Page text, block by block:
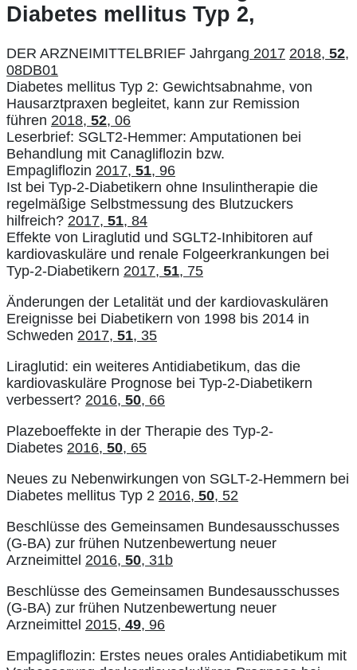
Diabetes mellitus Typ 2,
DER ARZNEIMITTELBRIEF Jahrgang 2017 2018, 52,
08DB01
Diabetes mellitus Typ 2: Gewichtsabnahme, von
Hausarztpraxen begleitet, kann zur Remission
führen 2018, 52, 06
Leserbrief: SGLT2-Hemmer: Amputationen bei
Behandlung mit Canagliflozin bzw.
Empagliflozin 2017, 51, 96
Ist bei Typ-2-Diabetikern ohne Insulintherapie die
regelmäßige Selbstmessung des Blutzuckers
hilfreich? 2017, 51, 84
Effekte von Liraglutid und SGLT2-Inhibitoren auf
kardiovaskuläre und renale Folgeerkrankungen bei
Typ-2-Diabetikern 2017, 51, 75
Änderungen der Letalität und der kardiovaskulären
Ereignisse bei Diabetikern von 1998 bis 2014 in
Schweden 2017, 51, 35
Liraglutid: ein weiteres Antidiabetikum, das die
kardiovaskuläre Prognose bei Typ-2-Diabetikern
verbessert? 2016, 50, 66
Plazeboeffekte in der Therapie des Typ-2-
Diabetes 2016, 50, 65
Neues zu Nebenwirkungen von SGLT-2-Hemmern bei
Diabetes mellitus Typ 2 2016, 50, 52
Beschlüsse des Gemeinsamen Bundesausschusses
(G-BA) zur frühen Nutzenbewertung neuer
Arzneimittel 2016, 50, 31b
Beschlüsse des Gemeinsamen Bundesausschusses
(G-BA) zur frühen Nutzenbewertung neuer
Arzneimittel 2015, 49, 96
Empagliflozin: Erstes neues orales Antidiabetikum mit